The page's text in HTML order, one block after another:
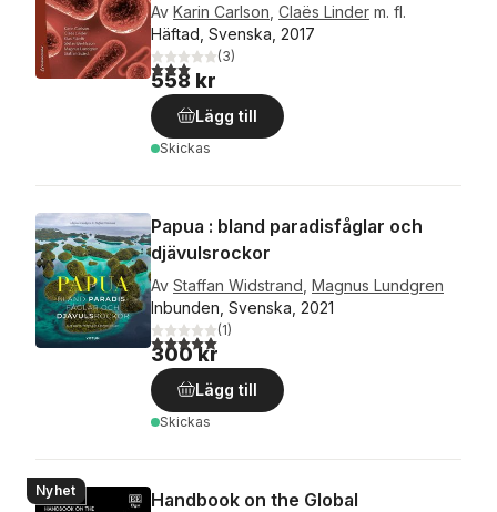
Av Karin Carlson Claës Linder m. fl.
Häftad, Svenska, 2017
3,0utav 5 stjärnor. Totalt antal röster:
(3)
558 kr
Lägg till
Skickas
Papua : bland paradisfåglar och
djävulsrockor
Av Staffan Widstrand Magnus Lundgren
Inbunden, Svenska, 2021
5,0utav 5 stjärnor. Totalt antal röster:
(1)
300 kr
Lägg till
Skickas
Nyhet
Handbook on the Global